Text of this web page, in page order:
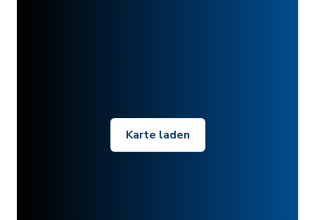
Karte laden